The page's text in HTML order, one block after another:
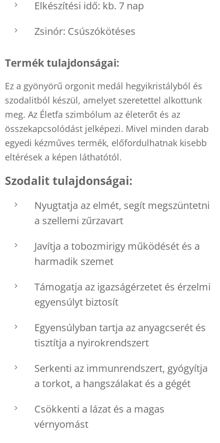
Elkészítési idő: kb. 7 nap
Zsinór: Csúszókötéses
Termék tulajdonságai:
Ez a gyönyörű orgonit medál hegyikristályból és
szodalitból készül, amelyet szeretettel alkottunk
meg. Az Életfa szimbólum az életerőt és az
összekapcsolódást jelképezi. Mivel minden darab
egyedi kézműves termék, előfordulhatnak kisebb
eltérések a képen láthatótól.
Szodalit tulajdonságai:
Nyugtatja az elmét, segít megszüntetni
a szellemi zűrzavart
Javítja a tobozmirigy működését és a
harmadik szemet
Támogatja az igazságérzetet és érzelmi
egyensúlyt biztosít
Egyensúlyban tartja az anyagcserét és
tisztítja a nyirokrendszert
Serkenti az immunrendszert, gyógyítja
a torkot, a hangszálakat és a gégét
Csökkenti a lázat és a magas
vérnyomást